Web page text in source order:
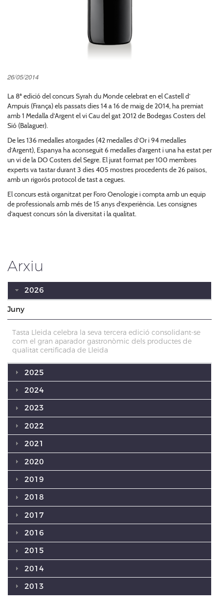
26/05/2014
La 8ª edició del concurs Syrah du Monde celebrat en el Castell d’
Ampuis (França) els passats dies 14 a 16 de maig de 2014, ha premiat
amb 1 Medalla d’Argent el vi Cau del gat 2012 de Bodegas Costers del
Sió (Balaguer).
De les 136 medalles atorgades (42 medalles d’Or i 94 medalles
d’Argent), Espanya ha aconseguit 6 medalles d’argent i una ha estat per
un vi de la DO Costers del Segre. El jurat format per 100 membres
experts va tastar durant 3 dies 405 mostres procedents de 26 països,
amb un rigorós protocol de tast a cegues.
El concurs està organitzat per Foro Oenologie i compta amb un equip
de professionals amb més de 15 anys d’experiència. Les consignes
d’aquest concurs són la diversitat i la qualitat.
Arxiu
2026
Juny
Tasta Lleida celebra la seva tercera edició consolidant-se
com el gran aparador gastronòmic dels productes de
qualitat certificada de Lleida
2025
2024
2023
2022
2021
2020
2019
2018
2017
2016
2015
2014
2013